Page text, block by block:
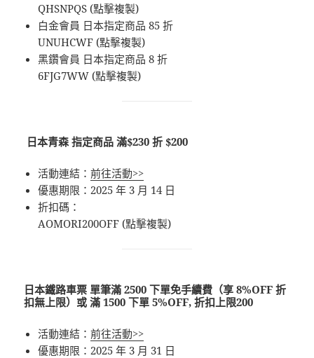
QHSNPQS (點擊複製)
白金會員 日本指定商品 85 折
UNUHCWF (點擊複製)
黑鑽會員 日本指定商品 8 折
6FJG7WW (點擊複製)
日本青森 指定商品 滿$230 折 $200
活動連結：前往活動>>
優惠期限：2025 年 3 月 14 日
折扣碼：
AOMORI200OFF (點擊複製)
日本鐵路車票 單筆滿 2500 下單免手續費（享 8%OFF 折
扣無上限）或 滿 1500 下單 5%OFF, 折扣上限200
活動連結：前往活動>>
優惠期限：2025 年 3 月 31 日